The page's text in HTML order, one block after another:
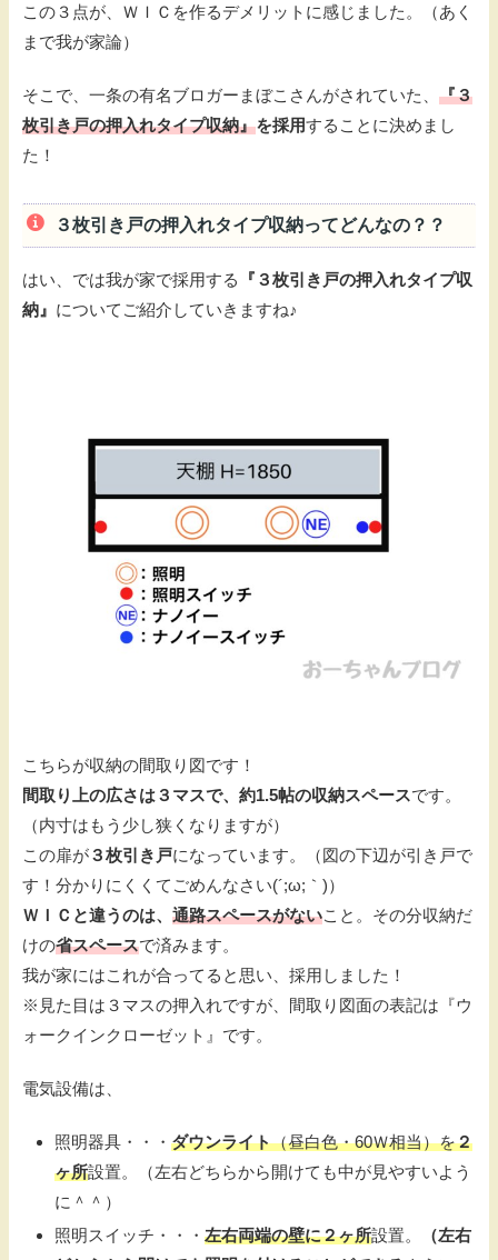
この３点が、ＷＩＣを作るデメリットに感じました。（あく
まで我が家論）
そこで、一条の有名ブロガーまぼこさんがされていた、 『３
枚引き戸の押入れタイプ収納』を採用することに決めまし
た！
３枚引き戸の押入れタイプ収納ってどんなの？？
はい、では我が家で採用する
『３枚引き戸の押入れタイプ収
納』 についてご紹介していきますね♪
こちらが収納の間取り図です！
間取り上の広さは３マスで、約1.5帖の収納スペースです。
（内寸はもう少し狭くなりますが）
この扉が３枚引き戸になっています。（図の下辺が引き戸で
す！分かりにくくてごめんなさい(´;ω;｀)）
ＷＩＣと違うのは、 通路スペースがないこと。その分収納だ
けの省スペースで済みます。
我が家にはこれが合ってると思い、採用しました！
※見た目は３マスの押入れですが、間取り図面の表記は『ウ
ォークインクローゼット』です。
電気設備は、
照明器具・・・ ダウンライト（昼白色・60Ｗ相当）を２
ヶ所設置。（左右どちらから開けても中が見やすいよう
に＾＾）
照明スイッチ・・・ 左右両端の壁に２ヶ所設置。
（左右